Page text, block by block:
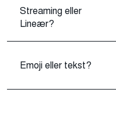
Streaming eller
Lineær?
Emoji eller tekst?